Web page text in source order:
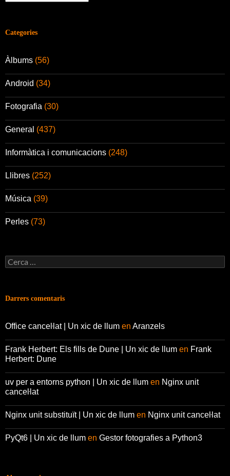
Categories
Àlbums (56)
Android (34)
Fotografia (30)
General (437)
Informàtica i comunicacions (248)
Llibres (252)
Música (39)
Perles (73)
Cerca:
Darrers comentaris
Office canceŀlat | Un xic de llum en Aranzels
Frank Herbert: Els fills de Dune | Un xic de llum en Frank
Herbert: Dune
uv per a entorns python | Un xic de llum en Nginx unit
canceŀlat
Nginx unit substituït | Un xic de llum en Nginx unit canceŀlat
PyQt6 | Un xic de llum en Gestor fotografies a Python3